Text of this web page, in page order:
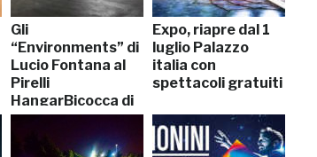
Gli
“Environments” di
Lucio Fontana al
Pirelli
HangarBicocca di
Milano
Expo, riapre dal 1
luglio Palazzo
italia con
spettacoli gratuiti